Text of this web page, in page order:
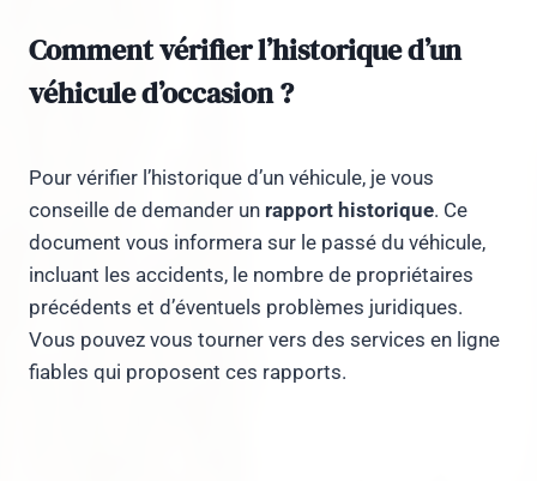
Comment vérifier l’historique d’un
véhicule d’occasion ?
Pour vérifier l’historique d’un véhicule, je vous
conseille de demander un rapport historique. Ce
document vous informera sur le passé du véhicule,
incluant les accidents, le nombre de propriétaires
précédents et d’éventuels problèmes juridiques.
Vous pouvez vous tourner vers des services en ligne
fiables qui proposent ces rapports.